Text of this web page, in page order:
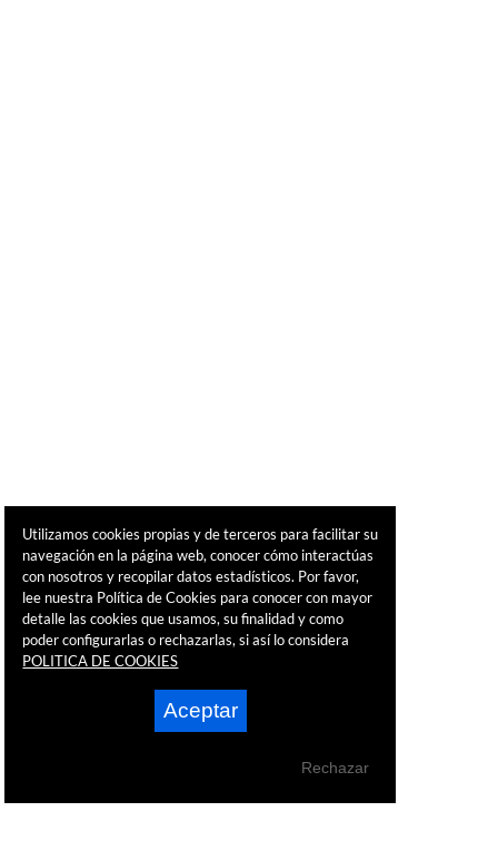
Utilizamos cookies propias y de terceros para facilitar su
navegación en la página web, conocer cómo interactúas
con nosotros y recopilar datos estadísticos. Por favor,
lee nuestra Política de Cookies para conocer con mayor
detalle las cookies que usamos, su finalidad y como
poder configurarlas o rechazarlas, si así lo considera
POLITICA DE COOKIES
Aceptar
Rechazar